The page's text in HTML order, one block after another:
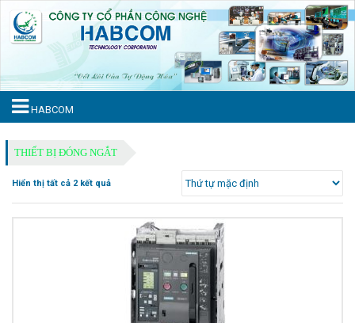
HABCOM
THIẾT BỊ ĐÓNG NGẮT
Hiển thị tất cả 2 kết quả